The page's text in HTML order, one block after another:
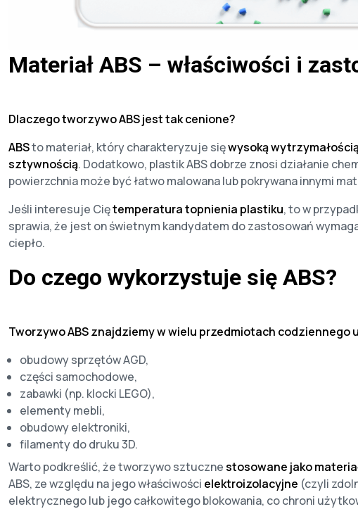
Materiał ABS – właściwości i
Dlaczego tworzywo ABS jest tak cenione?
ABSto materiał, który charakteryzuje sięwysoką
sztywnością. Dodatkowo, plastik ABS dobrze znosi działanie
powierzchnia może być łatwo malowana lub pokrywana innymi
Jeśli interesuje Ciętemperatura topnienia plastiku, to w
sprawia, że jest on świetnym kandydatem do zastosowań
ciepło.
Do czego wykorzystuje się ABS?
TworzywoABS znajdziemy w wielu przedmiotach codziennego
obudowy sprzętów AGD,
części samochodowe,
zabawki (np. klocki LEGO),
elementy mebli,
obudowy elektroniki,
filamenty do druku 3D.
Warto podkreślić, że tworzywo sztucznestosowane jako
ABS, ze względu na jego właściwości elektroizolacyjne (czyli
elektrycznego lub jego całkowitego blokowania, co chroni